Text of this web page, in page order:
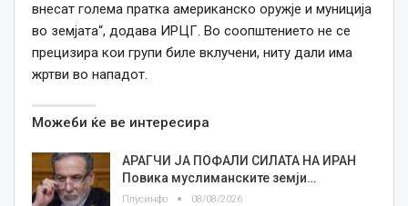
внесат голема пратка американско оружје и муниција
во земјата“, додава ИРЦГ. Во соопштението не се
прецизира кои групи биле вклучени, ниту дали има
жртви во нападот.
Можеби ќе ве интересира
АРАГЧИ ЈА ПОФАЛИ СИЛАТА НА ИРАН
Повика муслиманските земји…
Плусинфо 08/08/2026